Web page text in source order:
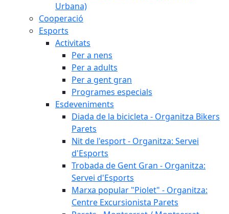
Urbana)
Cooperació
Esports
Activitats
Per a nens
Per a adults
Per a gent gran
Programes especials
Esdeveniments
Diada de la bicicleta - Organitza Bikers
Parets
Nit de l'esport - Organitza: Servei
d'Esports
Trobada de Gent Gran - Organitza:
Servei d'Esports
Marxa popular "Piolet" - Organitza:
Centre Excursionista Parets